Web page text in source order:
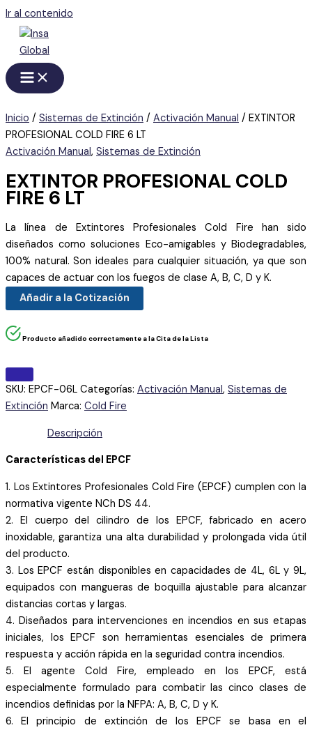
Ir al contenido
Inicio / Sistemas de Extinción / Activación Manual / EXTINTOR
PROFESIONAL COLD FIRE 6 LT
Activación Manual, Sistemas de Extinción
EXTINTOR PROFESIONAL COLD
FIRE 6 LT
La línea de Extintores Profesionales Cold Fire han sido
diseñados como soluciones Eco-amigables y Biodegradables,
100% natural. Son ideales para cualquier situación, ya que son
capaces de actuar con los fuegos de clase A, B, C, D y K.
Añadir a la Cotización
Producto añadido correctamente a la Cita de la Lista
SKU: EPCF-06L Categorías: Activación Manual, Sistemas de
Extinción Marca: Cold Fire
Descripción
Características del EPCF
1. Los Extintores Profesionales Cold Fire (EPCF) cumplen con la
normativa vigente NCh DS 44.
2. El cuerpo del cilindro de los EPCF, fabricado en acero
inoxidable, garantiza una alta durabilidad y prolongada vida útil
del producto.
3. Los EPCF están disponibles en capacidades de 4L, 6L y 9L,
equipados con mangueras de boquilla ajustable para alcanzar
distancias cortas y largas.
4. Diseñados para intervenciones en incendios en sus etapas
iniciales, los EPCF son herramientas esenciales de primera
respuesta y acción rápida en la seguridad contra incendios.
5. El agente Cold Fire, empleado en los EPCF, está
especialmente formulado para combatir las cinco clases de
incendios definidas por la NFPA: A, B, C, D y K.
6. El principio de extinción de los EPCF se basa en el